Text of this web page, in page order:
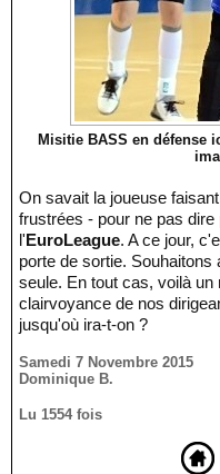
Misitie BASS en défense
On savait la joueuse faisant partie des 3 ou 4 joueuses très
frustrées - pour ne pas
l'EuroLeague. A ce jour,
porte de sortie.
seule. En tout cas, voilà un
clairvoyance de nos
jusqu'où ira-t-on ?
Samedi 7 Novembre 2015
Dominique B.
Lu 1554 fois